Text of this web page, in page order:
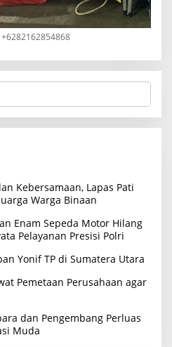
+6282162854868
Kebersamaan, Lapas Pati
Warga Binaan
Enam Sepeda Motor Hilang
Pelayanan Presisi Polri
Yonif TP di Sumatera Utara
Pemetaan Perusahaan agar
dan Pengembang Perluas
Muda